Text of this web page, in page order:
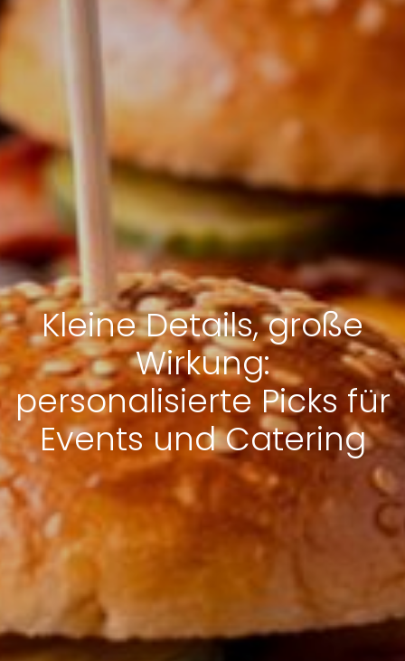
Kleine Details, große
Wirkung:
personalisierte Picks für
Events und Catering